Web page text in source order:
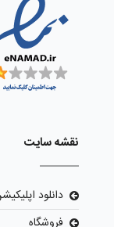
نقشه سایت
دانلود